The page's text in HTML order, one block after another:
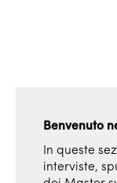
Benvenuto
In queste
interviste,